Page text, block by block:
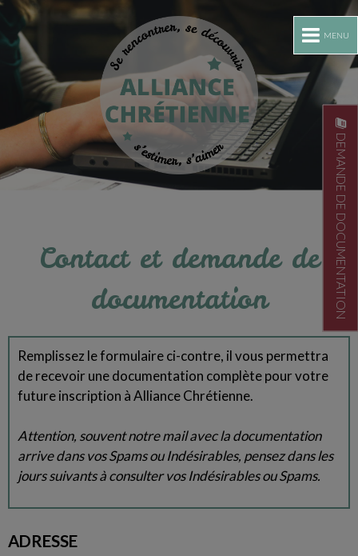
MENU
DEMANDE DE DOCUMENTATION
Contact et demande de
documentation
Remplissez le formulaire ci-contre, il vous permettra
de recevoir une documentation complète pour votre
future inscription à Alliance Chrétienne.
Attention, souvent notre mail avec la documentation
arrive dans vos Spams ou Indésirables, pensez dans les
jours suivants à consulter vos Indésirables ou Spams.
ADRESSE